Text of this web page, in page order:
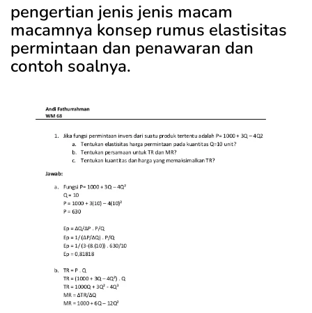
pengertian jenis jenis macam
macamnya konsep rumus elastisitas
permintaan dan penawaran dan
contoh soalnya.